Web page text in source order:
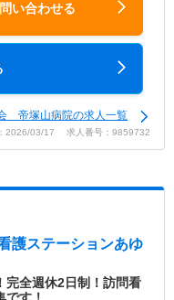
い合わせる
帝塚山病院の求人一覧
2026/03/17 求人番号：9859732
護ステーションあゆ
完全週休2日制！訪問看